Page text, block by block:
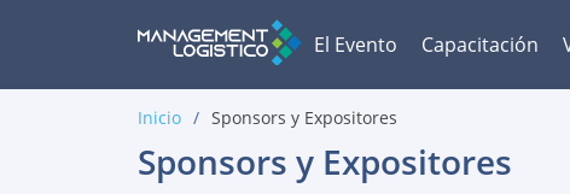
El Evento Capacitación
Inicio Sponsors y Expositores
Sponsors y Expositores